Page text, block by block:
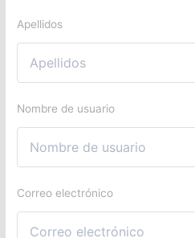
Apellidos
Nombre de usuario
Correo electrónico